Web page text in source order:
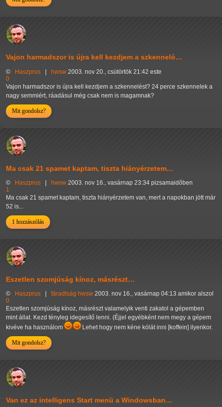
Vajon harmadszor is újra kell kezdjem a szkenneló…
© Haszprus | hwsw 2003. nov 20., csütörtök 21:42 este
0
Vajon harmadszor is újra kell kezdjem a szkennelést? 24 perce szkennelek a
nagy semmiért, ráadásul még csak nem is magamnak?
Mit gondolsz?
Ma csak 21 spamet kaptam, tiszta hiányérzetem…
© Haszprus | hwsw 2003. nov 16., vasárnap 23:34 pizsamaidőben
1
Ma csak 21 spamet kaptam, tiszta hiányérzetem van, mert a napokban jött már
52 is...
1 hozzászólás
Eszetlen szomjúság kínoz, másrészt…
© Haszprus | fáradtság hwsw 2003. nov 16., vasárnap 04:13 amikor alszol
0
Eszetlen szomjúság kínoz, másrészt valamelyik venti zakatol a gépemben
mint állat. Kezd tényleg idegesítő lenni. (Éjjel egyébként nem megy a gépem
kivéve ha használom
Lehet hogy nem kéne kólát inni [koffein] ilyenkor.
Mit gondolsz?
Van ez az intelligens Start menü a Windowsban…